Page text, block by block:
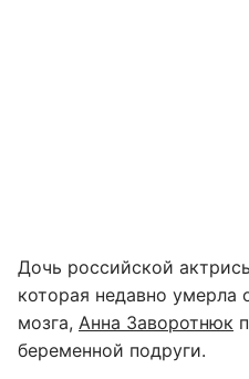
Дочь российской
которая недавно умерла
мозга, Анна Заворотнюк
беременной подруги.